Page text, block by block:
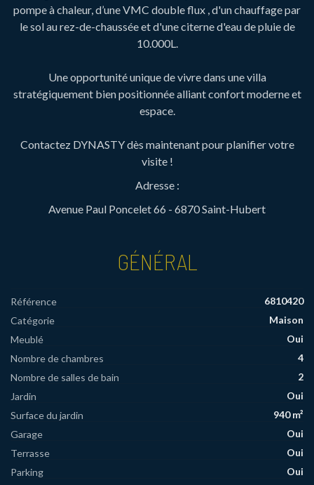
pompe à chaleur, d’une VMC double flux , d'un chauffage par
le sol au rez-de-chaussée et d'une citerne d'eau de pluie de
10.000L.
Une opportunité unique de vivre dans une villa
stratégiquement bien positionnée alliant confort moderne et
espace.
Contactez DYNASTY dès maintenant pour planifier votre
visite !
Adresse :
Avenue Paul Poncelet 66 - 6870 Saint-Hubert
GÉNÉRAL
Référence
6810420
Catégorie
Maison
Meublé
Oui
Nombre de chambres
4
Nombre de salles de bain
2
Jardin
Oui
Surface du jardin
940 m²
Garage
Oui
Terrasse
Oui
Parking
Oui